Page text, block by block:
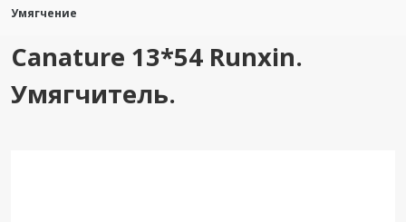
Умягчение
Canature 13*54 Runxin.
Умягчитель.